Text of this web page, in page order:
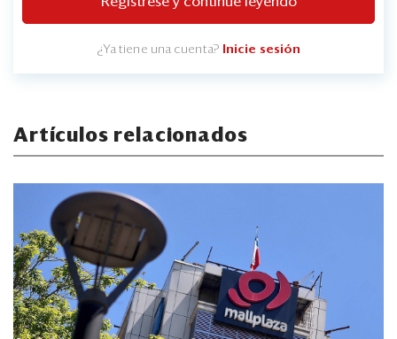
¿Ya tiene una cuenta? Inicie sesión
Artículos relacionados